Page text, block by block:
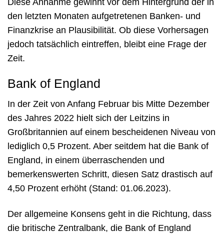
Diese Annahme gewinnt vor dem Hintergrund der in
den letzten Monaten aufgetretenen Banken- und
Finanzkrise an Plausibilität. Ob diese Vorhersagen
jedoch tatsächlich eintreffen, bleibt eine Frage der
Zeit.
Bank of England
In der Zeit von Anfang Februar bis Mitte Dezember
des Jahres 2022 hielt sich der Leitzins in
Großbritannien auf einem bescheidenen Niveau von
lediglich 0,5 Prozent. Aber seitdem hat die Bank of
England, in einem überraschenden und
bemerkenswerten Schritt, diesen Satz drastisch auf
4,50 Prozent erhöht (Stand: 01.06.2023).
Der allgemeine Konsens geht in die Richtung, dass
die britische Zentralbank, die Bank of England